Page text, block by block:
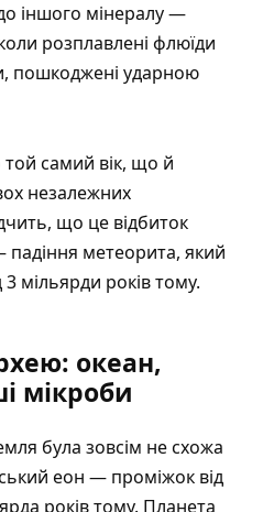
іншого мінералу —
розплавлені флюїди
пошкоджені ударною
самий вік, що й
незалежних
що це відбиток
— падіння метеорита, який
мільярди років тому.
океан,
мікроби
була зовсім не схожа
еон — проміжок від
років тому. Планета